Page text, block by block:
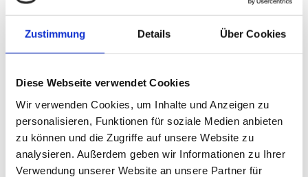
Zustimmung Details Über Cookies
Diese Webseite verwendet Cookies
Wir verwenden Cookies, um Inhalte und Anzeigen zu
personalisieren, Funktionen für soziale Medien anbieten
zu können und die Zugriffe auf unsere Website zu
analysieren. Außerdem geben wir Informationen zu Ihrer
Verwendung unserer Website an unsere Partner für
Wir werden uns so schnell wie möglich bei Ihnen
melden.
für Ihre
Kontaktaufnahme!